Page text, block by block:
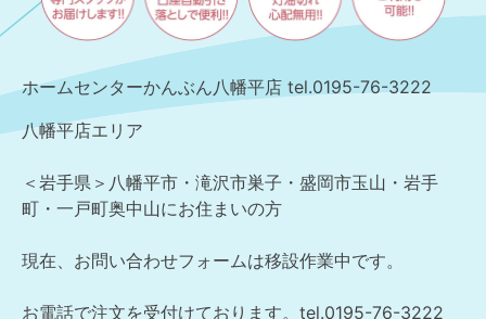
ホームセンターかんぶん八幡平店 tel.0195-76-3222
八幡平店エリア
＜岩手県＞八幡平市・滝沢市巣子・盛岡市玉山・岩手
町・一戸町奥中山にお住まいの方
現在、お問い合わせフォームは移設作業中です。
お電話で注文を受付けております。tel.0195-76-3222